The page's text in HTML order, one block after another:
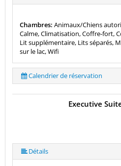
Chambres: Animaux/Chiens
Calme, Climatisation, Coffre-fort,
Lit supplémentaire, Lits séparés,
sur le lac, Wifi
Calendrier de réservation
Executive
Détails